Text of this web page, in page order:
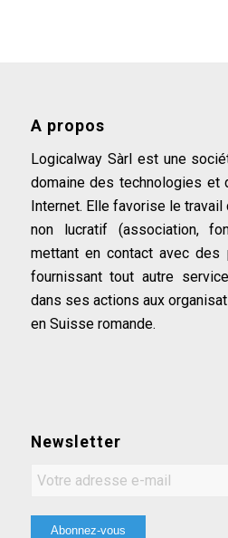
A propos
Logicalway Sàrl est une
domaine des technologies
Internet. Elle favorise le
non lucratif (association,
mettant en contact avec des
fournissant tout autre
dans ses actions aux
en Suisse romande.
Newsletter